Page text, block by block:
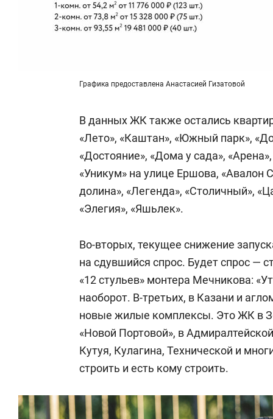
Графика предоставлена Анастасией Гизатовой
В данных ЖК также остались
«Лето», «Каштан», «Южный парк»,
«Достояние», «Дома у сада»,
«Уникум» на улице Ершова, «Авалон
долина», «Легенда», «Столичный»,
«Элегия», «Яшьлек».
Во-вторых, текущее снижение
на сдувшийся спрос. Будет спрос —
«12 стульев» монтера Мечникова:
наоборот. В-третьих, в Казани и
новые жилые комплексы. Это ЖК в
«Новой Портовой», в
Кутуя, Кулагина, Технической и
строить и есть кому строить.